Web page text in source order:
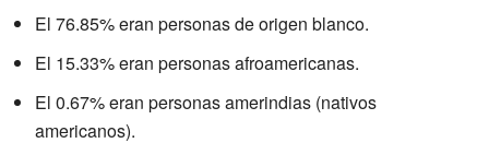
El 76.85% eran personas de origen blanco.
El 15.33% eran personas afroamericanas.
El 0.67% eran personas amerindias (nativos
americanos).